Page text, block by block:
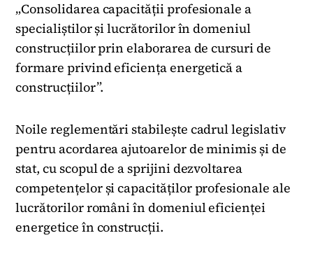
„Consolidarea capacității profesionale a
specialiștilor și lucrătorilor în domeniul
construcțiilor prin elaborarea de cursuri de
formare privind eficiența energetică a
construcțiilor”.
Noile reglementări stabilește cadrul legislativ
pentru acordarea ajutoarelor de minimis și de
stat, cu scopul de a sprijini dezvoltarea
competențelor și capacităților profesionale ale
lucrătorilor români în domeniul eficienței
energetice în construcții.